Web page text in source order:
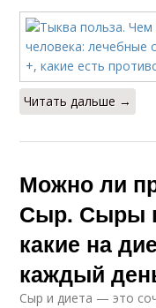
Читать дальше →
Можно ли
Сыр. Сыры
какие на
каждый
Сыр и диета — это